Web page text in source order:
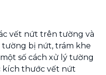
vết nứt trên tường và
bị nứt, trám khe
số cách xử lý tường
kích thước vết nứt